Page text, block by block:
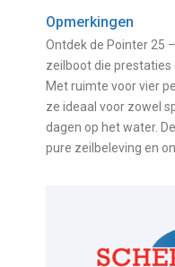
Opmerkingen
Ontdek de Pointer 25
zeilboot die
Met ruimte voor vier
ze ideaal voor zowel
dagen op het water.
pure zeilbeleving en